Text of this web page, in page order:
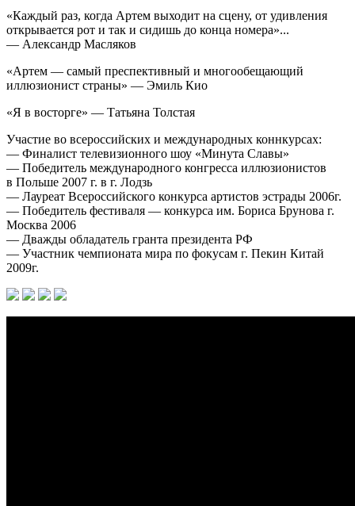
«Каждый раз, когда Артем выходит на сцену, от удивления
открывается рот и так и сидишь до конца номера»...
— Александр Масляков
«Артем — самый преспективный и многообещающий
иллюзионист страны» — Эмиль Кио
«Я в восторге» — Татьяна Толстая
Участие во всероссийских и международных коннкурсах:
— Финалист телевизионного шоу «Минута Славы»
— Победитель международного конгресса иллюзионистов
в Польше 2007 г. в г. Лодзь
— Лауреат Всероссийского конкурса артистов эстрады 2006г.
— Победитель фестиваля — конкурса им. Бориса Брунова г.
Москва 2006
— Дважды обладатель гранта президента РФ
— Участник чемпионата мира по фокусам г. Пекин Китай
2009г.